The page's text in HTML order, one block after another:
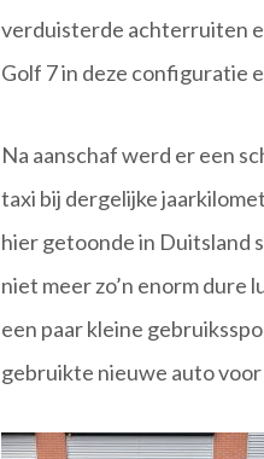
verduisterde achterruiten
Golf 7 in deze configuratie
Na aanschaf werd er een
taxi bij dergelijke
hier getoonde in Duitsland
niet meer zo’n enorm dure
een paar kleine
gebruikte nieuwe auto